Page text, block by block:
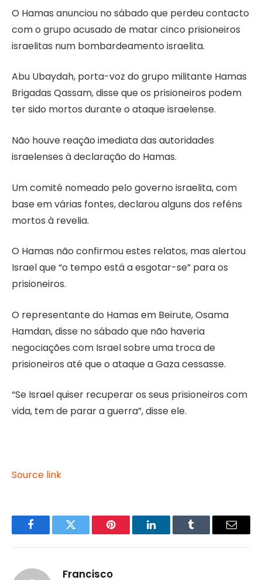
O Hamas anunciou no sábado que perdeu contacto
com o grupo acusado de matar cinco prisioneiros
israelitas num bombardeamento israelita.
Abu Ubaydah, porta-voz do grupo militante Hamas
Brigadas Qassam, disse que os prisioneiros podem
ter sido mortos durante o ataque israelense.
Não houve reação imediata das autoridades
israelenses à declaração do Hamas.
Um comité nomeado pelo governo israelita, com
base em várias fontes, declarou alguns dos reféns
mortos à revelia.
O Hamas não confirmou estes relatos, mas alertou
Israel que “o tempo está a esgotar-se” para os
prisioneiros.
O representante do Hamas em Beirute, Osama
Hamdan, disse no sábado que não haveria
negociações com Israel sobre uma troca de
prisioneiros até que o ataque a Gaza cessasse.
“Se Israel quiser recuperar os seus prisioneiros com
vida, tem de parar a guerra”, disse ele.
Source link
FacebookTwitter Pinterest LinkedInTumblr Email
Francisco